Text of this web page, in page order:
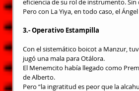
eficiencia de su rol de instrumento.
Pero con La Yiya, en todo caso, el
3.- Operativo Estampilla
Con el sistemático boicot a Manzur,
jugó una mala para Otálora.
El Menemcito había llegado como
de Alberto.
Pero “la ingratitud es peor que la